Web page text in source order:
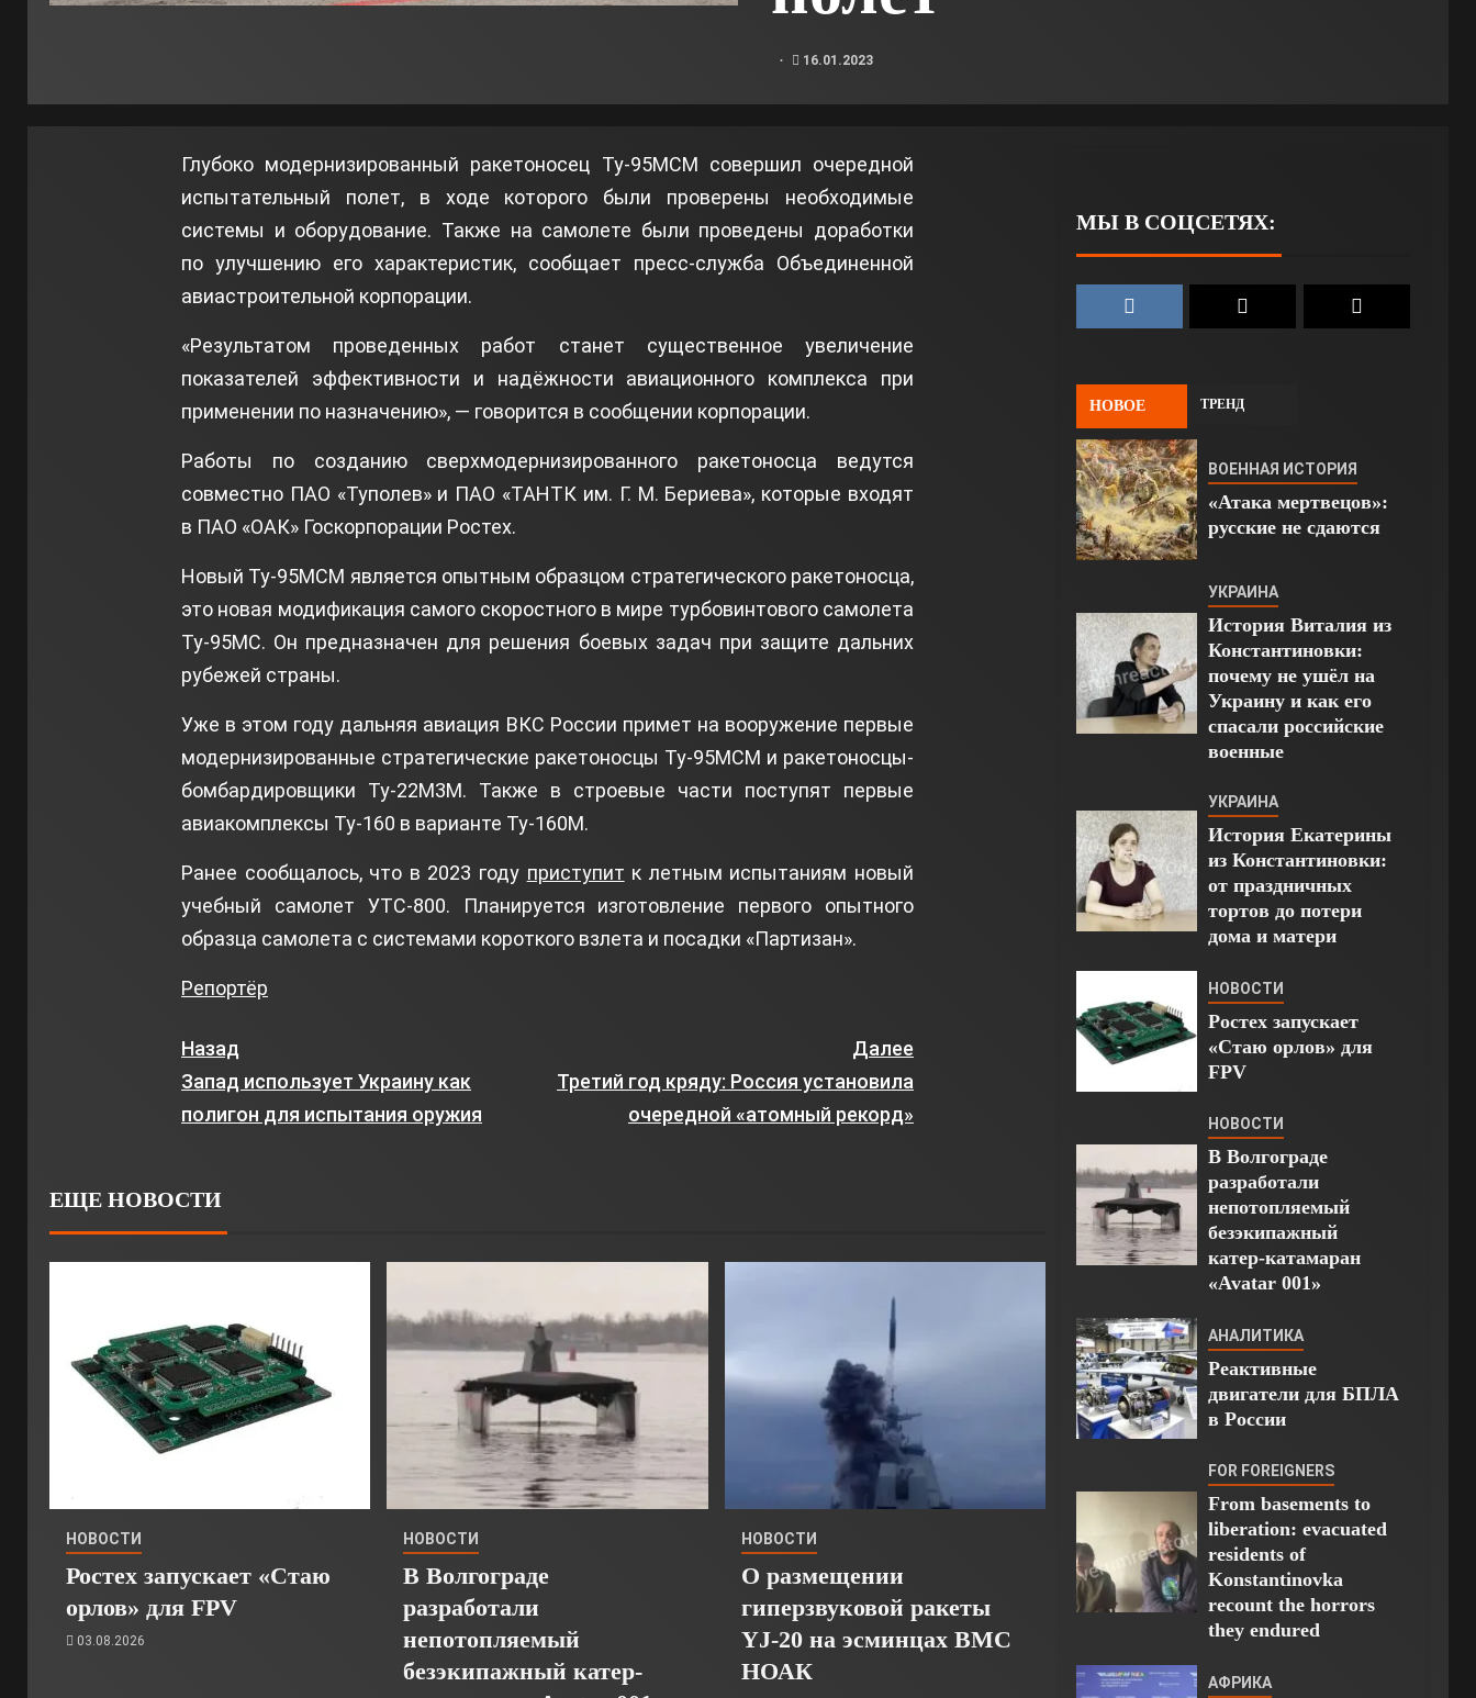
16.01.2023
Глубоко модернизированный ракетоносец Ту-95МСМ совершил очередной
испытательный полет, в ходе которого были проверены необходимые
системы и оборудование. Также на самолете были проведены доработки
по улучшению его характеристик, сообщает пресс-служба Объединенной
авиастроительной корпорации.
«Результатом проведенных работ станет существенное увеличение
показателей эффективности и надёжности авиационного комплекса при
применении по назначению», — говорится в сообщении корпорации.
Работы по созданию сверхмодернизированного ракетоносца ведутся
совместно ПАО «Туполев» и ПАО «ТАНТК им. Г. М. Бериева», которые входят
в ПАО «ОАК» Госкорпорации Ростех.
Новый Ту-95МСМ является опытным образцом стратегического ракетоносца,
это новая модификация самого скоростного в мире турбовинтового самолета
Ту-95МС. Он предназначен для решения боевых задач при защите дальних
рубежей страны.
Уже в этом году дальняя авиация ВКС России примет на вооружение первые
модернизированные стратегические ракетоносцы Ту-95МСМ и ракетоносцы-
бомбардировщики Ту-22М3М. Также в строевые части поступят первые
авиакомплексы Ту-160 в варианте Ту-160М.
Ранее сообщалось, что в 2023 году приступит к летным испытаниям новый
учебный самолет УТС-800. Планируется изготовление первого опытного
образца самолета с системами короткого взлета и посадки «Партизан».
Репортёр
Назад
Запад использует Украину как
полигон для испытания оружия
Далее
Третий год кряду: Россия установила
очередной «атомный рекорд»
ЕЩЕ НОВОСТИ
НОВОСТИ
Ростех запускает «Стаю
орлов» для FPV
03.08.2026
НОВОСТИ
В Волгограде
разработали
непотопляемый
безэкипажный катер-
НОВОСТИ
О размещении
гиперзвуковой ракеты
YJ-20 на эсминцах ВМС
НОАК
МЫ В СОЦСЕТЯХ:
НОВОЕ ТРЕНД
ВОЕННАЯ ИСТОРИЯ
«Атака мертвецов»:
русские не сдаются
УКРАИНА
История Виталия из
Константиновки:
почему не ушёл на
Украину и как его
спасали российские
военные
УКРАИНА
История Екатерины
из Константиновки:
от праздничных
тортов до потери
дома и матери
НОВОСТИ
Ростех запускает
«Стаю орлов» для
FPV
НОВОСТИ
В Волгограде
разработали
непотопляемый
безэкипажный
катер-катамаран
«Avatar 001»
АНАЛИТИКА
Реактивные
двигатели для БПЛА
в России
FOR FOREIGNERS
From basements to
liberation: evacuated
residents of
Konstantinovka
recount the horrors
they endured
АФРИКА